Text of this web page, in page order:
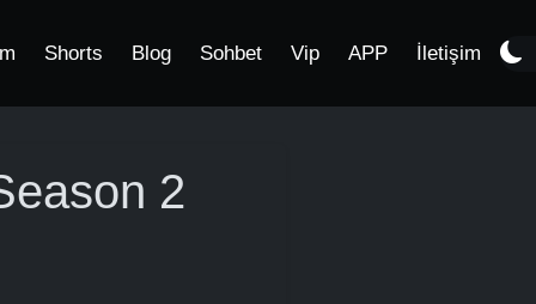
Shorts Blog Sohbet Vip APP İletişim
2